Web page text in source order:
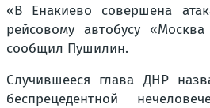
«В Енакиево совершена
рейсовому автобусу
сообщил Пушилин.
Случившееся глава ДНР
беспрецедентной